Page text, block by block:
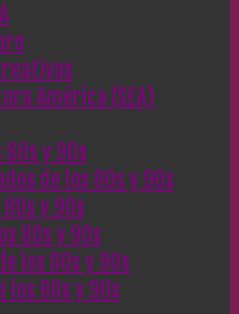
América (SEA)
80s y 90s
de los 80s y 90s
80s y 90s
80s y 90s
los 80s y 90s
los 80s y 90s